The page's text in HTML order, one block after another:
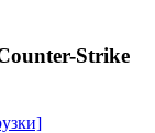
Strike